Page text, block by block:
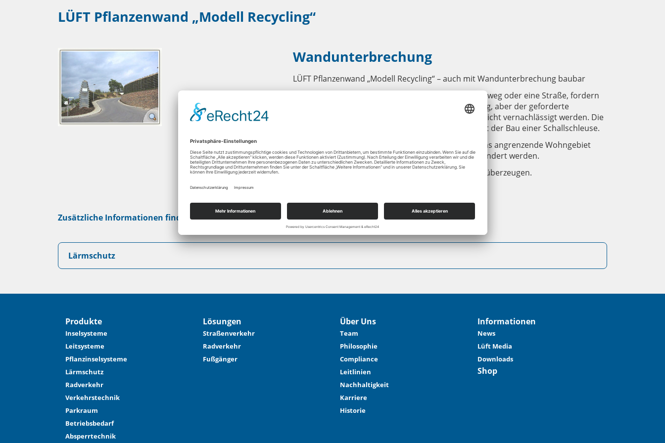
Verkehrstechnik
Absperrtechnik
LÜFT Pflanzenwand „Modell Recycling“
Wandunterbrechung
LÜFT Pflanzenwand „Modell Recycling“ – auch mit Wandunterbrechung baubar
Die Örtlichkeiten, zum Beispiel ein vorhandener Gehweg oder eine Straße, fordern
eine Lärmschutzwand mit einer Wandunterbrechung, aber der geforderte
Lärmschutz darf durch diese Wandunterbrechung nicht vernachlässigt werden. Die
Lösung für das Problem der Wandunterbrechung ist der Bau einer Schallschleuse.
Trotz Wandunterbrechung ist der Lärmschutz für das angrenzende Wohngebiet
gewährleistet, am Straßenverlauf musste nichts geändert werden.
Lassen Sie sich von unseren vielfältigen Referenzen überzeugen.
Zusätzliche Informationen finden Sie auf dieser Seite:
Lärmschutz
Produkte
Inselsysteme
Leitsysteme
Pflanzinselsysteme
Lärmschutz
Radverkehr
Verkehrstechnik
Parkraum
Betriebsbedarf
Absperrtechnik
Lösungen
Straßenverkehr
Radverkehr
Fußgänger
Über Uns
Team
Philosophie
Compliance
Leitlinien
Nachhaltigkeit
Karriere
Historie
Informationen
News
Lüft Media
Downloads
Shop